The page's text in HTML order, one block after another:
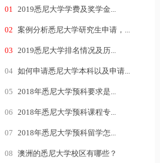
01 2019悉尼大学学费及奖学金...
02 案例分析悉尼大学研究生申请，...
03 2019悉尼大学排名情况及历...
04 如何申请悉尼大学本科以及申请...
05 2018年悉尼大学预科要求是...
06 2018年悉尼大学预科课程专...
07 2018年悉尼大学预科留学怎...
08 澳洲的悉尼大学校区有哪些？